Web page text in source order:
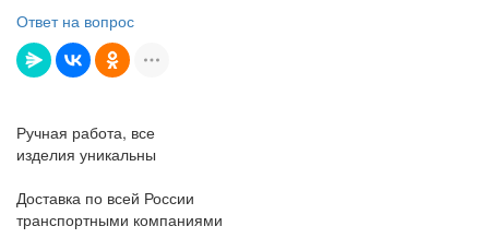
Ответ на вопрос
Ручная работа, все
изделия уникальны
Доставка по всей России
транспортными компаниями